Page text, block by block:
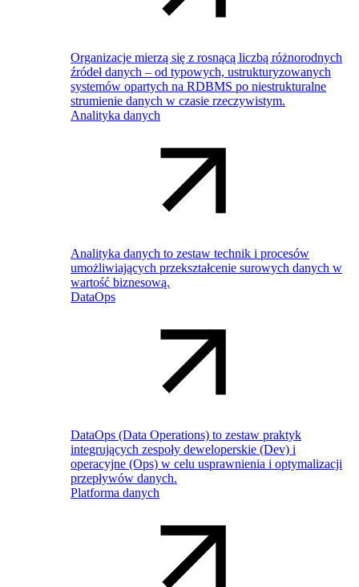
Organizacje mierzą się z rosnącą liczbą różnorodnych
źródeł danych – od typowych, ustrukturyzowanych
systemów opartych na RDBMS po niestrukturalne
strumienie danych w czasie rzeczywistym.
Analityka danych
Analityka danych to zestaw technik i procesów
umożliwiających przekształcenie surowych danych w
wartość biznesową.
DataOps
DataOps (Data Operations) to zestaw praktyk
integrujących zespoły deweloperskie (Dev) i
operacyjne (Ops) w celu usprawnienia i optymalizacji
przepływów danych.
Platforma danych